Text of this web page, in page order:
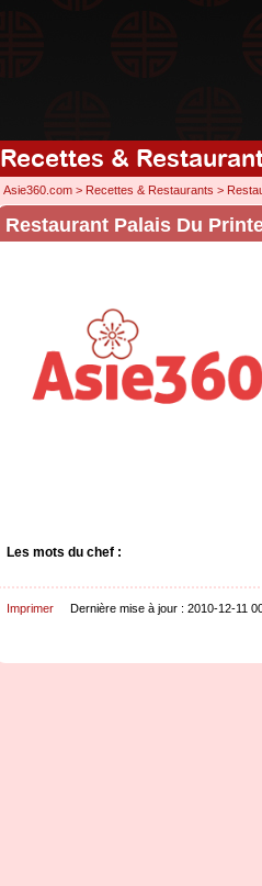
Recettes &
Asie360.com > Recettes & Restaurants >
Restaurant Palais Du
Les mots du chef :
Imprimer Dernière mise à jour : 2010-12-11